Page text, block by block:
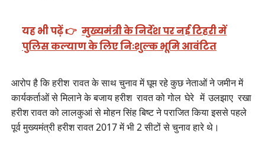
यह भी पढ़ें 👉 मुख्यमंत्री के निर्देश पर नई टिहरी में
पुलिस कल्याण के लिए निःशुल्क भूमि आवंटित
आरोप है कि हरीश रावत के साथ चुनाव में घूम रहे कुछ नेताओं ने जमीन में
कार्यकर्ताओं से मिलाने के बजाय हरीश रावत को गोल घेरे में उलझाए रखा
हरीश रावत को लालकुआं से मोहन सिंह बिष्ट ने पराजित किया इससे पहले
पूर्व मुख्यमंत्री हरीश रावत 2017 में भी 2 सीटों से चुनाव हारे थे।